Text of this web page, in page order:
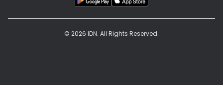
© 2026 IDN. All Rights Reserved.